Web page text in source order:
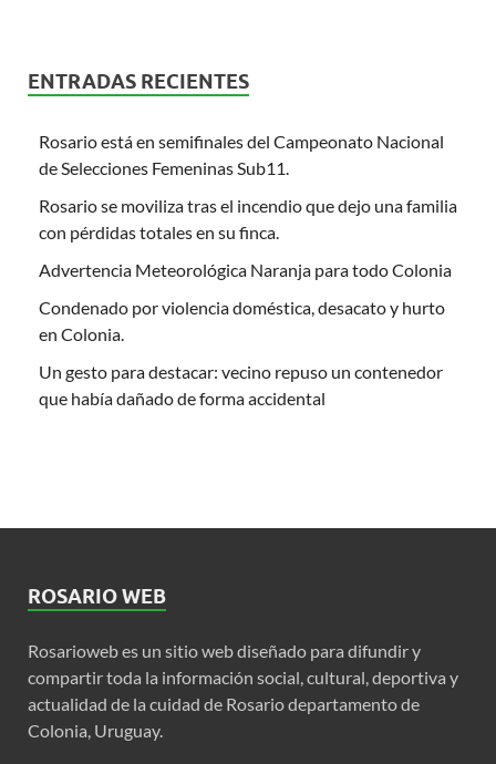
ENTRADAS RECIENTES
Rosario está en semifinales del Campeonato Nacional
de Selecciones Femeninas Sub11.
Rosario se moviliza tras el incendio que dejo una familia
con pérdidas totales en su finca.
Advertencia Meteorológica Naranja para todo Colonia
Condenado por violencia doméstica, desacato y hurto
en Colonia.
Un gesto para destacar: vecino repuso un contenedor
que había dañado de forma accidental
ROSARIO WEB
Rosarioweb es un sitio web diseñado para difundir y
compartir toda la información social, cultural, deportiva y
actualidad de la cuidad de Rosario departamento de
Colonia, Uruguay.